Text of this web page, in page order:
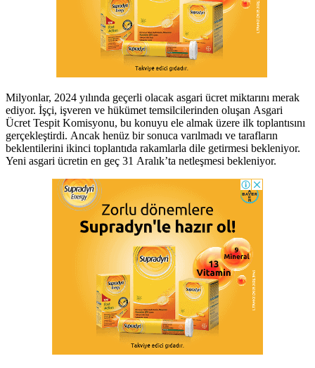
Milyonlar, 2024 yılında geçerli olacak asgari ücret miktarını merak
ediyor. İşçi, işveren ve hükümet temsilcilerinden oluşan Asgari
Ücret Tespit Komisyonu, bu konuyu ele almak üzere ilk toplantısını
gerçekleştirdi. Ancak henüz bir sonuca varılmadı ve tarafların
beklentilerini ikinci toplantıda rakamlarla dile getirmesi bekleniyor.
Yeni asgari ücretin en geç 31 Aralık’ta netleşmesi bekleniyor.